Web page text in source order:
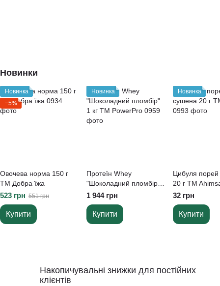
Новинки
Новинка
−5%
Овочева норма 150 г
ТМ Добра їжа
523 грн 551 грн
Купити
Новинка
Протеїн Whey
"Шоколадний пломбір"
1 кг ТМ PowerPro
1 944 грн
Купити
Новинка
Цибуля
20 г TM
32 грн
Купити
Накопичувальні знижки для постійних
клієнтів